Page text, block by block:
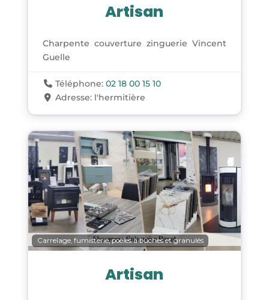
Artisan
Charpente couverture zinguerie Vincent
Guelle
Téléphone:02 18 00 15 10
Adresse: l'hermitière
Carrelage, fumisterie, poêles à bûches et granulés
Artisan